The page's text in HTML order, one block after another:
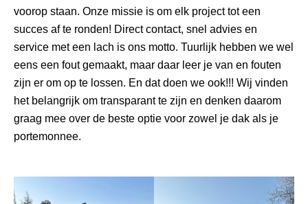
voorop staan. Onze missie is om elk project tot een
succes af te ronden! Direct contact, snel advies en
service met een lach is ons motto. Tuurlijk hebben we wel
eens een fout gemaakt, maar daar leer je van en fouten
zijn er om op te lossen. En dat doen we ook!!! Wij vinden
het belangrijk om transparant te zijn en denken daarom
graag mee over de beste optie voor zowel je dak als je
portemonnee.